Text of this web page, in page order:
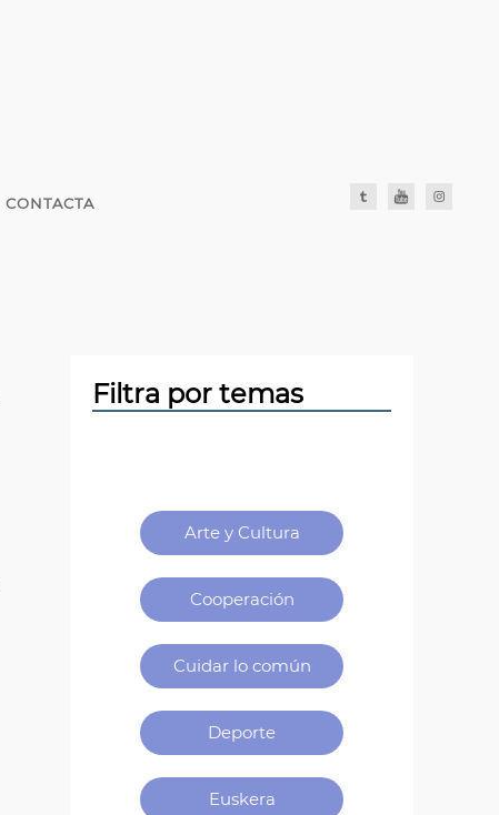
CONTACTA
Filtra por temas
Arte y Cultura
Cooperación
Cuidar lo común
Deporte
Euskera